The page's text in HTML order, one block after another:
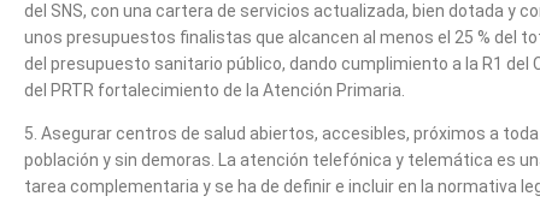
del SNS, con una cartera de servicios actualizada, bien dotada y
unos presupuestos finalistas que alcancen al menos el 25 % del
del presupuesto sanitario público, dando cumplimiento a la R1 del
del PRTR fortalecimiento de la Atención Primaria.
5. Asegurar centros de salud abiertos, accesibles, próximos a
población y sin demoras. La atención telefónica y telemática es
tarea complementaria y se ha de definir e incluir en la normativa